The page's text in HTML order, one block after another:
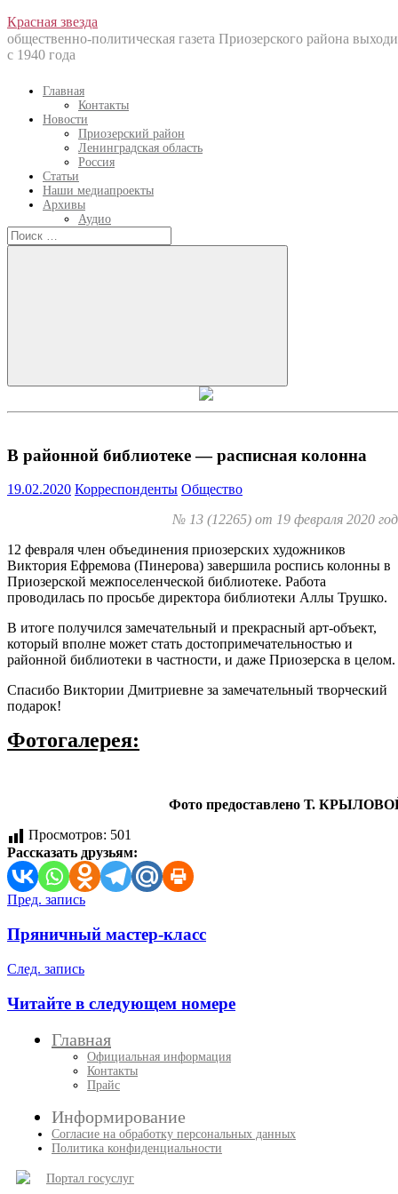
Перейти
к
содержанию
Красная звезда
общественно-политическая газета Приозерского района
с 1940 года
Главная
Контакты
Новости
Приозерский район
Ленинградская область
Россия
Статьи
Наши медиапроекты
Архивы
Аудио
Искать:
Искать
В районной библиотеке — расписная колонна
19.02.2020 Корреспонденты Общество
№ 13 (12265) от 19 февраля 2020
12 февраля член объединения приозерских художников
Виктория Ефремова (Пинерова) завершила роспись колонны в
Приозерской межпоселенческой библиотеке. Работа
проводилась по просьбе директора библиотеки Аллы Трушко.
В итоге получился замечательный и прекрасный арт-объект,
который вполне может стать достопримечательностью и
районной библиотеки в частности, и даже Приозерска в целом.
Спасибо Виктории Дмитриевне за замечательный творческий
подарок!
Фотогалерея:
Фото предоставлено Т.
Просмотров: 501
Рассказать друзьям:
Навигация
по
записям
Пред. запись
Пряничный мастер-класс
След. запись
Читайте в следующем номере
Главная
Официальная информация
Контакты
Прайс
Информирование
Согласие на обработку персональных данных
Политика конфиденциальности
Портал госуслуг